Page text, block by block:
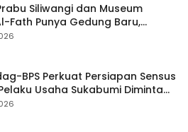
Siliwangi dan Museum
Fath Punya Gedung Baru,
Koleksi Dipisahkan
BPS Perkuat Persiapan Sensus
Usaha Sukabumi Diminta
Data